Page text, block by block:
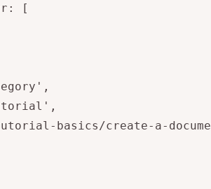
[
basics/create-a-